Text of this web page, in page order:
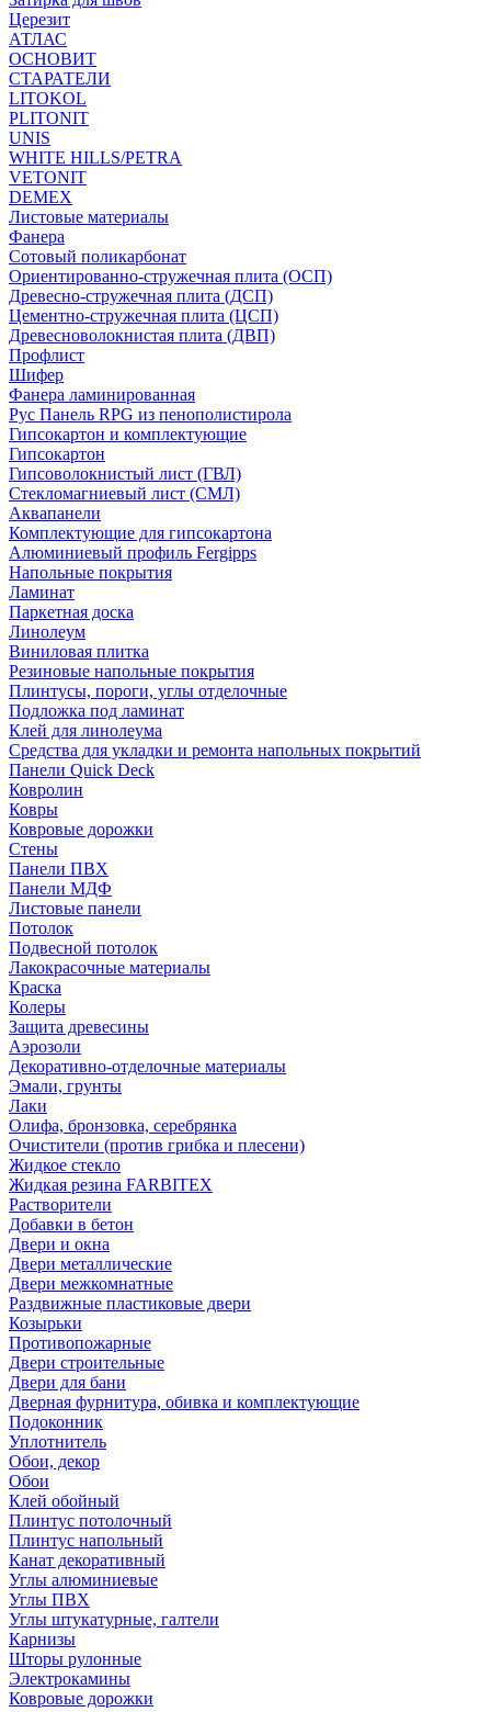
Церезит
АТЛАС
ОСНОВИТ
СТАРАТЕЛИ
LITOKOL
PLITONIT
UNIS
WHITE HILLS/PETRA
VETONIT
DEMEX
Листовые материалы
Фанера
Сотовый поликарбонат
Ориентированно-стружечная плита (ОСП)
Древесно-стружечная плита (ДСП)
Цементно-стружечная плита (ЦСП)
Древесноволокнистая плита (ДВП)
Профлист
Шифер
Фанера ламинированная
Рус Панель RPG из пенополистирола
Гипсокартон и комплектующие
Гипсокартон
Гипсоволокнистый лист (ГВЛ)
Стекломагниевый лист (СМЛ)
Аквапанели
Комплектующие для гипсокартона
Алюминиевый профиль Fergipps
Напольные покрытия
Ламинат
Паркетная доска
Линолеум
Виниловая плитка
Резиновые напольные покрытия
Плинтусы, пороги, углы отделочные
Подложка под ламинат
Клей для линолеума
Средства для укладки и ремонта напольных покрытий
Панели Quick Deck
Ковролин
Ковры
Ковровые дорожки
Стены
Панели ПВХ
Панели МДФ
Листовые панели
Потолок
Подвесной потолок
Лакокрасочные материалы
Краска
Колеры
Защита древесины
Аэрозоли
Декоративно-отделочные материалы
Эмали, грунты
Лаки
Олифа, бронзовка, серебрянка
Очистители (против грибка и плесени)
Жидкое стекло
Жидкая резина FARBITEX
Растворители
Добавки в бетон
Двери и окна
Двери металлические
Двери межкомнатные
Раздвижные пластиковые двери
Козырьки
Противопожарные
Двери строительные
Двери для бани
Дверная фурнитура, обивка и комплектующие
Подоконник
Уплотнитель
Обои, декор
Обои
Клей обойный
Плинтус потолочный
Плинтус напольный
Канат декоративный
Углы алюминиевые
Углы ПВХ
Углы штукатурные, галтели
Карнизы
Шторы рулонные
Электрокамины
Ковровые дорожки